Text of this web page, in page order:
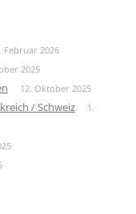
Februar 2026
2025
12. Oktober 2025
/ Schweiz
1.